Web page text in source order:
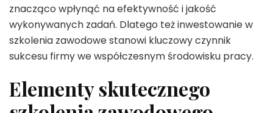
znacząco wpłynąć na efektywność i jakość
wykonywanych zadań. Dlatego też inwestowanie w
szkolenia zawodowe stanowi kluczowy czynnik
sukcesu firmy we współczesnym środowisku pracy.
Elementy skutecznego